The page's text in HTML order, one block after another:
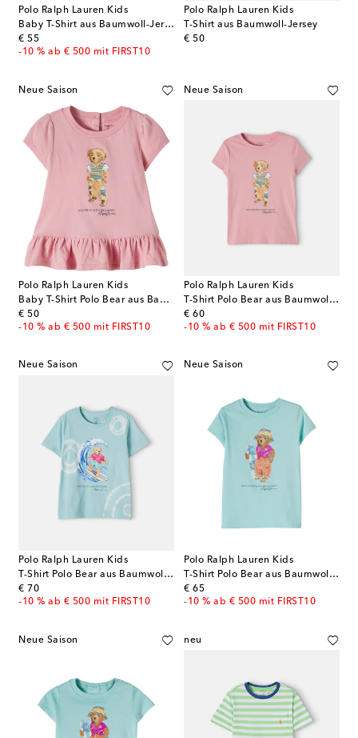
Polo Ralph Lauren Kids
Baby T-Shirt aus Baumwoll-Jersey
€ 55
original price
-10 % ab € 500 mit FIRST10
Polo Ralph Lauren Kids
T-Shirt aus Baumwoll-Jersey
€ 50
original price
Neue Saison
Polo Ralph Lauren Kids
Baby T-Shirt Polo Bear aus Baumwolle
€ 50
original price
-10 % ab € 500 mit FIRST10
Neue Saison
Polo Ralph Lauren Kids
T-Shirt Polo Bear aus Baumwoll-Jersey
€ 60
original price
-10 % ab € 500 mit FIRST10
Neue Saison
Polo Ralph Lauren Kids
T-Shirt Polo Bear aus Baumwoll-Jersey
€ 70
original price
-10 % ab € 500 mit FIRST10
Neue Saison
Polo Ralph Lauren Kids
T-Shirt Polo Bear aus Baumwoll-Jersey
€ 65
original price
-10 % ab € 500 mit FIRST10
Neue Saison neu